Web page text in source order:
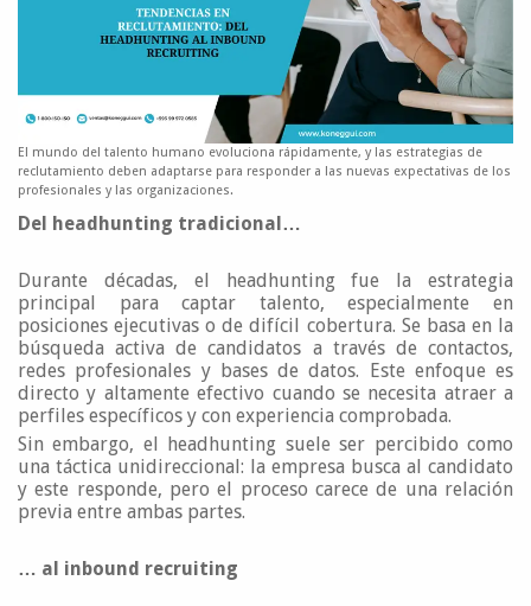
El mundo del talento humano evoluciona rápidamente, y las estrategias de
reclutamiento deben adaptarse para responder a las nuevas expectativas de los
profesionales y las organizaciones.
Del headhunting tradicional…
Durante décadas, el headhunting fue la estrategia
principal para captar talento, especialmente en
posiciones ejecutivas o de difícil cobertura. Se basa en la
búsqueda activa de candidatos a través de contactos,
redes profesionales y bases de datos. Este enfoque es
directo y altamente efectivo cuando se necesita atraer a
perfiles específicos y con experiencia comprobada.
Sin embargo, el headhunting suele ser percibido como
una táctica unidireccional: la empresa busca al candidato
y este responde, pero el proceso carece de una relación
previa entre ambas partes.
… al inbound recruiting